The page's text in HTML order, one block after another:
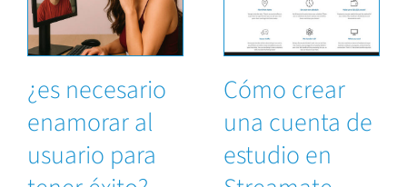
¿es necesario
enamorar al
usuario para
Cómo crear
una cuenta de
estudio en